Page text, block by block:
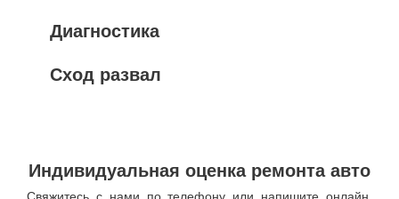
Диагностика
Сход развал
Индивидуальная оценка ремонта авто